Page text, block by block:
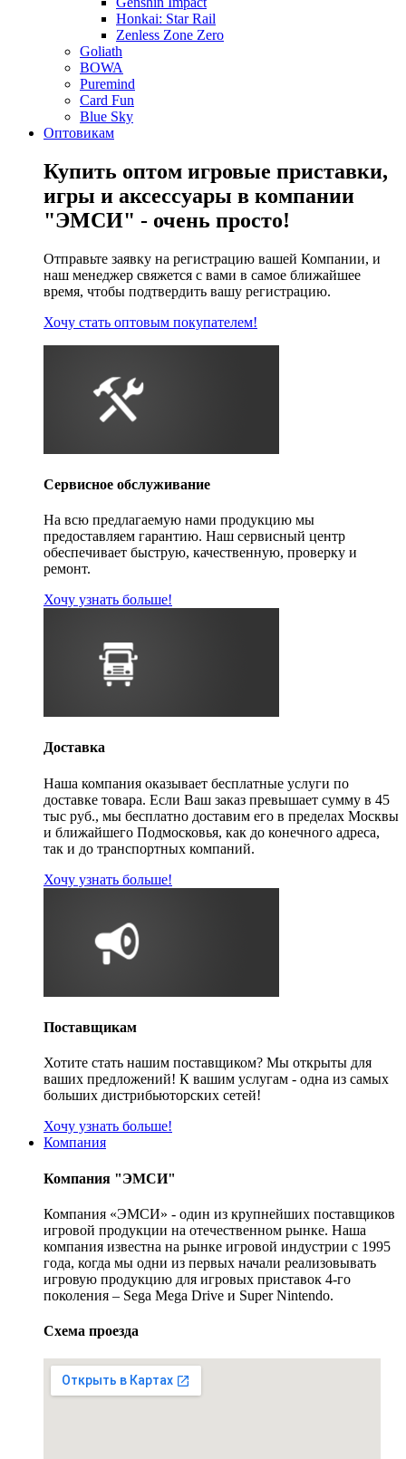
Honkai: Star Rail
Zenless Zone Zero
Goliath
BOWA
Puremind
Card Fun
Blue Sky
Оптовикам
Купить оптом игровые приставки,
игры и аксессуары в компании
"ЭМСИ" - очень просто!
Отправьте заявку на регистрацию вашей Компании, и
наш менеджер свяжется с вами в самое ближайшее
время, чтобы подтвердить вашу регистрацию.
Хочу стать оптовым покупателем!
Сервисное обслуживание
На всю предлагаемую нами продукцию мы
предоставляем гарантию. Наш сервисный центр
обеспечивает быструю, качественную, проверку и
ремонт.
Хочу узнать больше!
Доставка
Наша компания оказывает бесплатные услуги по
доставке товара. Если Ваш заказ превышает сумму в 45
тыс руб., мы бесплатно доставим его в пределах Москвы
и ближайшего Подмосковья, как до конечного адреса,
так и до транспортных компаний.
Хочу узнать больше!
Поставщикам
Хотите стать нашим поставщиком? Мы открыты для
ваших предложений! К вашим услугам - одна из самых
больших дистрибьюторских сетей!
Хочу узнать больше!
Компания
Компания "ЭМСИ"
Компания «ЭМСИ» - один из крупнейших поставщиков
игровой продукции на отечественном рынке. Наша
компания известна на рынке игровой индустрии с 1995
года, когда мы одни из первых начали реализовывать
игровую продукцию для игровых приставок 4-го
поколения – Sega Mega Drive и Super Nintendo.
Схема проезда